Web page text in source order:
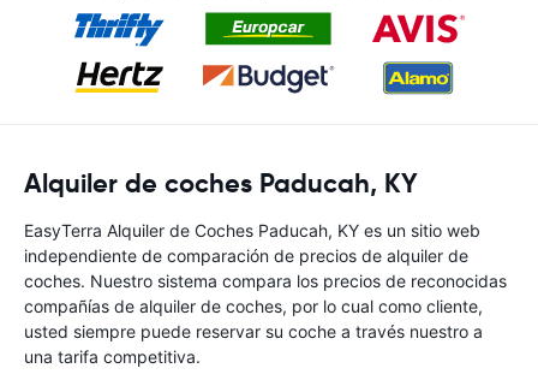
Alquiler de coches Paducah, KY
EasyTerra Alquiler de Coches Paducah, KY es un sitio web
independiente de comparación de precios de alquiler de
coches. Nuestro sistema compara los precios de reconocidas
compañías de alquiler de coches, por lo cual como cliente,
usted siempre puede reservar su coche a través nuestro a
una tarifa competitiva.